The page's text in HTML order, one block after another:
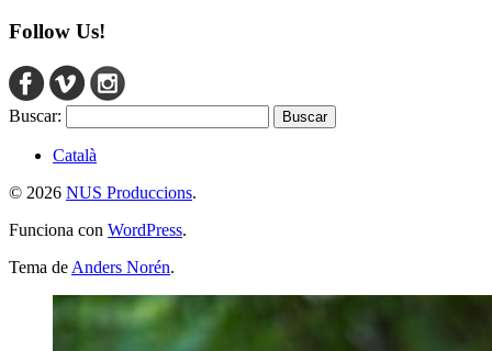
Follow Us!
Buscar:
Català
© 2026 NUS Produccions.
Funciona con WordPress.
Tema de Anders Norén.